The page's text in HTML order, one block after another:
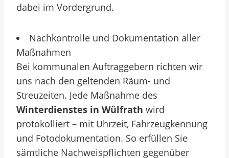
dabei im Vordergrund.
Nachkontrolle und Dokumentation aller
Maßnahmen
Bei kommunalen Auftraggebern richten wir
uns nach den geltenden Räum- und
Streuzeiten. Jede Maßnahme des
Winterdienstes in Wülfrath wird
protokolliert – mit Uhrzeit, Fahrzeugkennung
und Fotodokumentation. So erfüllen Sie
sämtliche Nachweispflichten gegenüber